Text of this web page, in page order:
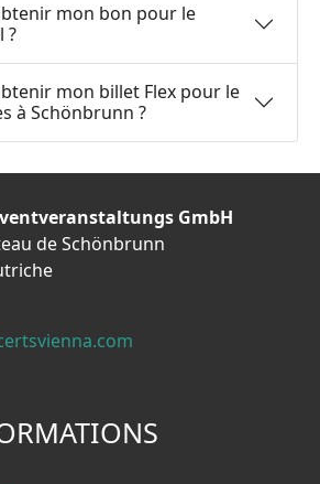
mon bon pour le
?
mon billet Flex pour le
à Schönbrunn ?
GmbH
de Schönbrunn